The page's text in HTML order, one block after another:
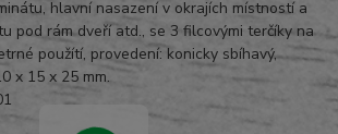
hlavní nasazení v okrajích místností a
pod rám dveří atd., se 3 filcovými terčíky na
použítí, provedení: konicky sbíhavý,
x 15 x 25 mm.